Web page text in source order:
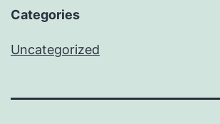
Categories
Uncategorized